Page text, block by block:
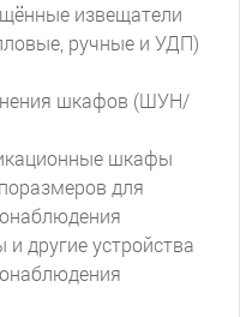
извещатели
ручные и УДП)
шкафов (ШУН/
шкафы
для
и другие устройства